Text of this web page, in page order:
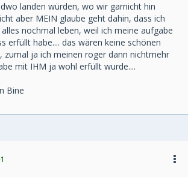
landen würden, wo wir garnicht hin
aber MEIN glaube geht dahin, dass ich
nochmal leben, weil ich meine aufgabe
erfüllt habe.... das wären keine schönen
zumal ja ich meinen roger dann nichtmehr
mit IHM ja wohl erfüllt wurde....
Bine